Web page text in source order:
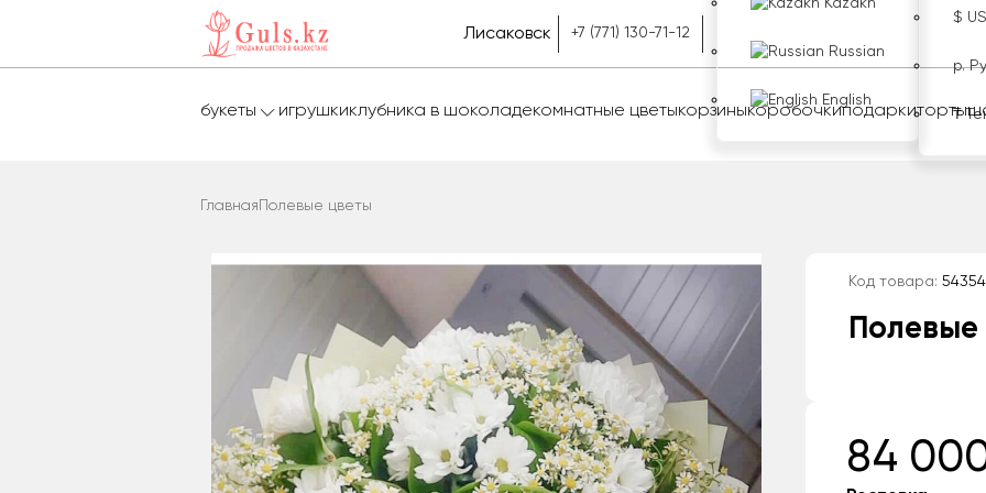
Лисаковск +7 (771) 130-71-12
Kazakh
Russian
English
$
р.
₸
букеты игрушкиклубника в шоколадекомнатные цветыкорзиныкоробочкиподаркиторты
Главная Полевые цветы
Код товара:
Полевые
84